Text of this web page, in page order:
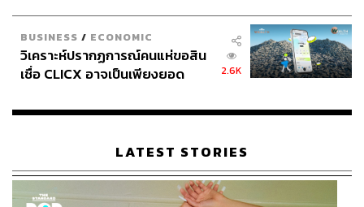
BUSINESS / ECONOMIC
วิเคราะห์ปรากฏการณ์คนแห่ขอสิน
เชื่อ CLICX อาจเป็นเพียงยอด
เรือนไทยที่ถูกซุกไว้
2.6K
LATEST STORIES